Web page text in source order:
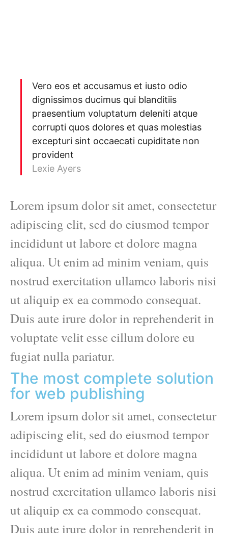
Vero eos et accusamus et iusto odio
dignissimos ducimus qui blanditiis
praesentium voluptatum deleniti atque
corrupti quos dolores et quas molestias
excepturi sint occaecati cupiditate non
provident
Lexie Ayers
Lorem ipsum dolor sit amet, consectetur
adipiscing elit, sed do eiusmod tempor
incididunt ut labore et dolore magna
aliqua. Ut enim ad minim veniam, quis
nostrud exercitation ullamco laboris nisi
ut aliquip ex ea commodo consequat.
Duis aute irure dolor in reprehenderit in
voluptate velit esse cillum dolore eu
fugiat nulla pariatur.
The most complete solution
for web publishing
Lorem ipsum dolor sit amet, consectetur
adipiscing elit, sed do eiusmod tempor
incididunt ut labore et dolore magna
aliqua. Ut enim ad minim veniam, quis
nostrud exercitation ullamco laboris nisi
ut aliquip ex ea commodo consequat.
Duis aute irure dolor in reprehenderit in